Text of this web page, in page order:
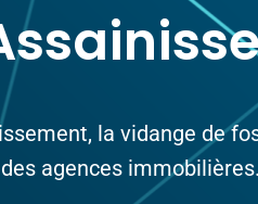
la vidange de
agences immobilières.